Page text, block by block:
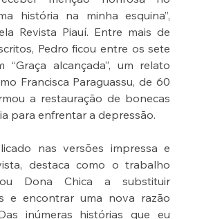
história na minha esquina”,
Revista Piauí. Entre mais de
Pedro ficou entre os sete
“Graça alcançada”, um relato
Francisca Paraguassu, de 60
a restauração de bonecas
para enfrentar a depressão.
nas versões impressa e
destaca como o trabalho
Dona Chica a substituir
e encontrar uma nova razão
inúmeras histórias que eu